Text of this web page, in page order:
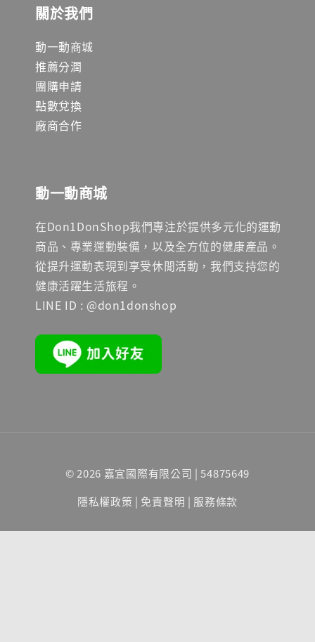
關於我們
動一動商城
推薦分潤
團購申請
點數兌換
廠商合作
動一動商城
在Don1DonShop我們專注於提供多元化的運動
商品、專業運動裝備，以及全方位的健康產品。
從提升運動表現到享受休閒活動，我們支持您的
健康活躍生活旅程。
LINE ID : @don1donshop
© 2026 嘉宜國際有限公司 | 54875649
隱私權政策 | 免責聲明 | 服務條款